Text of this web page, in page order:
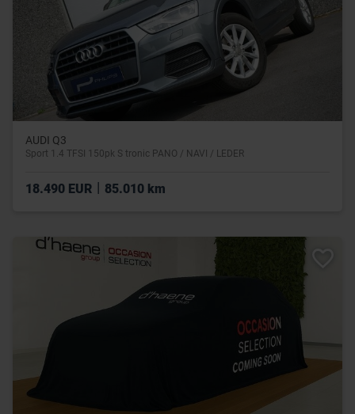
AUDI Q3
Sport 1.4 TFSI 150pk S tronic PANO / NAVI / LEDER
18.490 EUR 85.010 km